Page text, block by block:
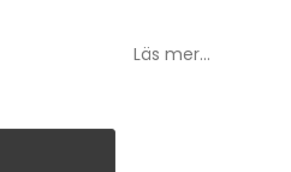
Läs mer...